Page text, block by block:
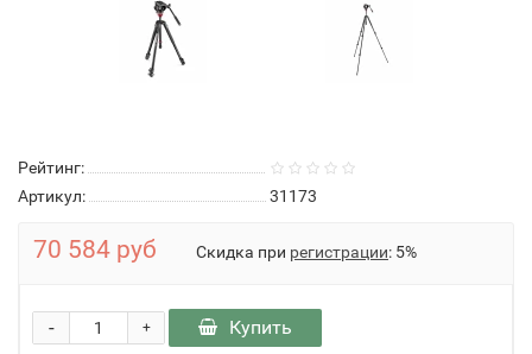
Рейтинг:
Артикул:
31173
70 584 руб Скидка при регистрации: 5%
+
- Купить